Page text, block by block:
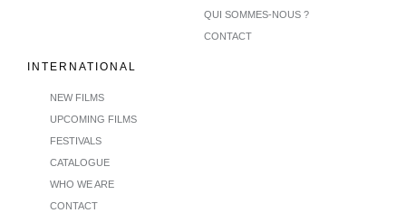
QUI SOMMES-NOUS ?
CONTACT
INTERNATIONAL
NEW FILMS
UPCOMING FILMS
FESTIVALS
CATALOGUE
WHO WE ARE
CONTACT